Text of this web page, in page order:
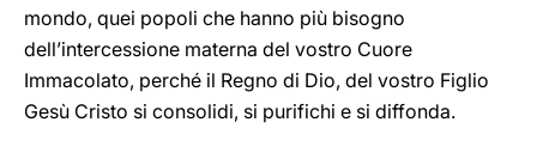
mondo, quei popoli che hanno più bisogno
dell’intercessione materna del vostro Cuore
Immacolato, perché il Regno di Dio, del vostro Figlio
Gesù Cristo si consolidi, si purifichi e si diffonda.